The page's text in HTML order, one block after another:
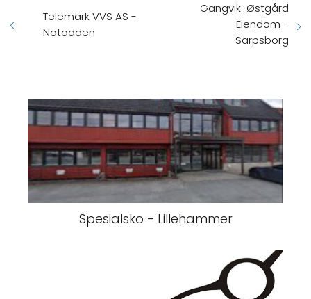
Telemark VVS AS -
Notodden
Gangvik-Østgård
Eiendom -
Sarpsborg
Spesialsko - Lillehammer